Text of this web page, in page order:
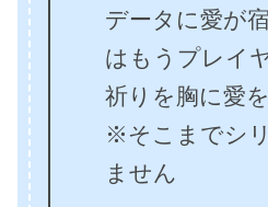
データに愛が
はもうプレイ
祈りを胸に愛
※そこまでシ
ません